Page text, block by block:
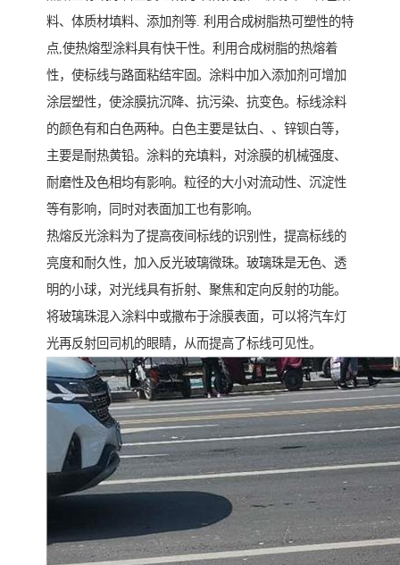
料、体质材填料、添加剂等. 利用合成树脂热可塑性的特
点,使热熔型涂料具有快干性。利用合成树脂的热熔着
性，使标线与路面粘结牢固。涂料中加入添加剂可增加
涂层塑性，使涂膜抗沉降、抗污染、抗变色。标线涂料
的颜色有和白色两种。白色主要是钛白、、锌钡白等，
主要是耐热黄铅。涂料的充填料，对涂膜的机械强度、
耐磨性及色相均有影响。粒径的大小对流动性、沉淀性
等有影响，同时对表面加工也有影响。
热熔反光涂料为了提高夜间标线的识别性，提高标线的
亮度和耐久性，加入反光玻璃微珠。玻璃珠是无色、透
明的小球，对光线具有折射、聚焦和定向反射的功能。
将玻璃珠混入涂料中或撒布于涂膜表面，可以将汽车灯
光再反射回司机的眼睛，从而提高了标线可见性。